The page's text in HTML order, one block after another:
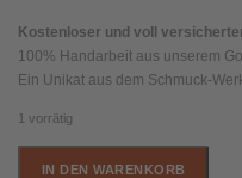
Kostenloser und voll
100% Handarbeit aus unserem
Ein Unikat aus dem Schmuck-
1 vorrätig
IN DEN WARENKORB